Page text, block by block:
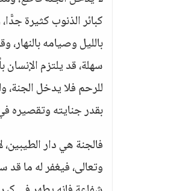
كبائر الذنوب كثيرة
بالليل وصيامه
سهلة، قد يلتزم
للرحم فلا يدخل الجنة،
بقدر جنايته وتقصيره
فالجنة هي دار الطيبين،
وتعالى، فيغفر له ما